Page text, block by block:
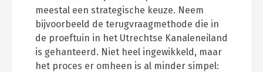
meestal een strategische keuze. Neem
bijvoorbeeld de terugvraagmethode die in
de proeftuin in het Utrechtse Kanaleneiland
is gehanteerd. Niet heel ingewikkeld, maar
het proces er omheen is al minder simpel: